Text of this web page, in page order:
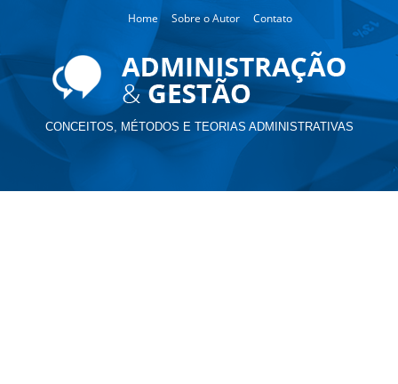
Home Sobre o Autor Contato
CONCEITOS, MÉTODOS E TEORIAS ADMINISTRATIVAS